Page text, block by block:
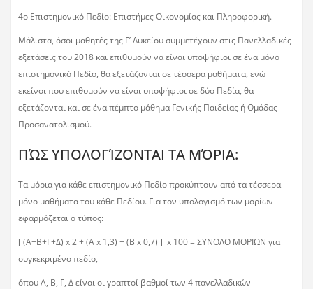
4ο Επιστημονικό Πεδίο: Επιστήμες Οικονομίας και Πληροφορική.
Μάλιστα, όσοι μαθητές της Γ’ Λυκείου συμμετέχουν στις Πανελλαδικές
εξετάσεις του 2018 και επιθυμούν να είναι υποψήφιοι σε ένα μόνο
επιστημονικό Πεδίο, θα εξετάζονται σε τέσσερα μαθήματα, ενώ
εκείνοι που επιθυμούν να είναι υποψήφιοι σε δύο Πεδία, θα
εξετάζονται και σε ένα πέμπτο μάθημα Γενικής Παιδείας ή Ομάδας
Προσανατολισμού.
ΠΏΣ ΥΠΟΛΟΓΊΖΟΝΤΑΙ ΤΑ ΜΌΡΙΑ:
Τα μόρια για κάθε επιστημονικό Πεδίο προκύπτουν από τα τέσσερα
μόνο μαθήματα του κάθε Πεδίου. Για τον υπολογισμό των μορίων
εφαρμόζεται ο τύπος:
[ (Α+Β+Γ+Δ) x 2 + (Α x 1,3) + (Β x 0,7) ] x 100 = ΣΥΝΟΛΟ ΜΟΡΙΩΝ για
συγκεκριμένο πεδίο,
όπου Α, Β, Γ, Δ είναι οι γραπτοί βαθμοί των 4 πανελλαδικών